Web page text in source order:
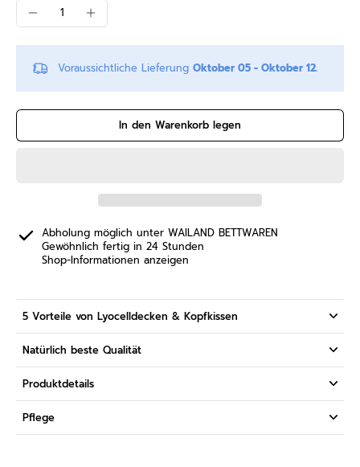
Voraussichtliche Lieferung Oktober 05 - Oktober 12.
In den Warenkorb legen
Abholung möglich unter WAILAND BETTWAREN
Gewöhnlich fertig in 24 Stunden
Shop-Informationen anzeigen
5 Vorteile von Lyocelldecken & Kopfkissen
Natürlich beste Qualität
Produktdetails
Pflege